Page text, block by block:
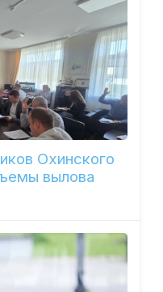
Охинского
вылова